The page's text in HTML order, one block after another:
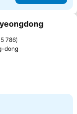
5 786
dong